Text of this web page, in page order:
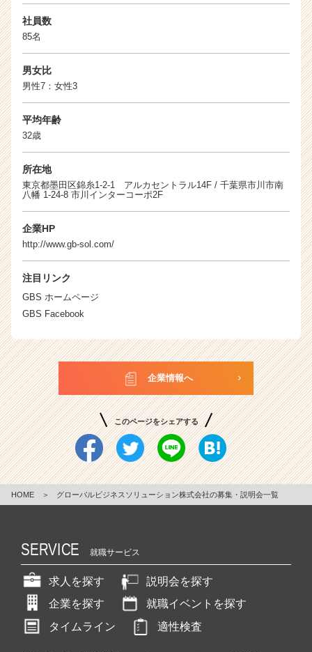
社員数
85名
男女比
男性7：女性3
平均年齢
32歳
所在地
東京都墨田区錦糸1-2-1 アルカセントラル14F / 千葉県市川市南
八幡 1-24-8 市川インターコーポ2F
企業HP
http://www.gb-sol.com/
注目リンク
GBS ホームページ
GBS Facebook
企業情報へ
このページをシェアする
HOME ＞ グローバルビジネスソリューション株式会社の募集・説明会一覧
SERVICE 就職サービス
求人を探す
説明会を探す
企業を探す
就職イベントを探す
タイムライン
適性検査